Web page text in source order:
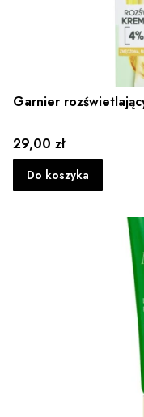
Garnier
Cena
29,00 zł
Do koszyka